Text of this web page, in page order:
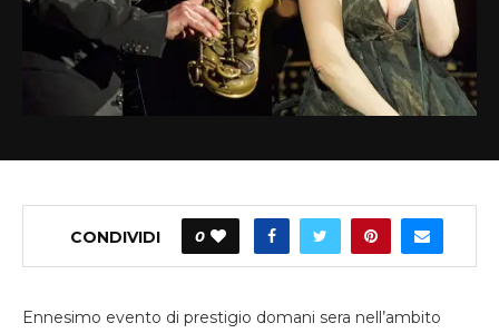
CONDIVIDI 0
Ennesimo evento di prestigio domani sera nell’ambito